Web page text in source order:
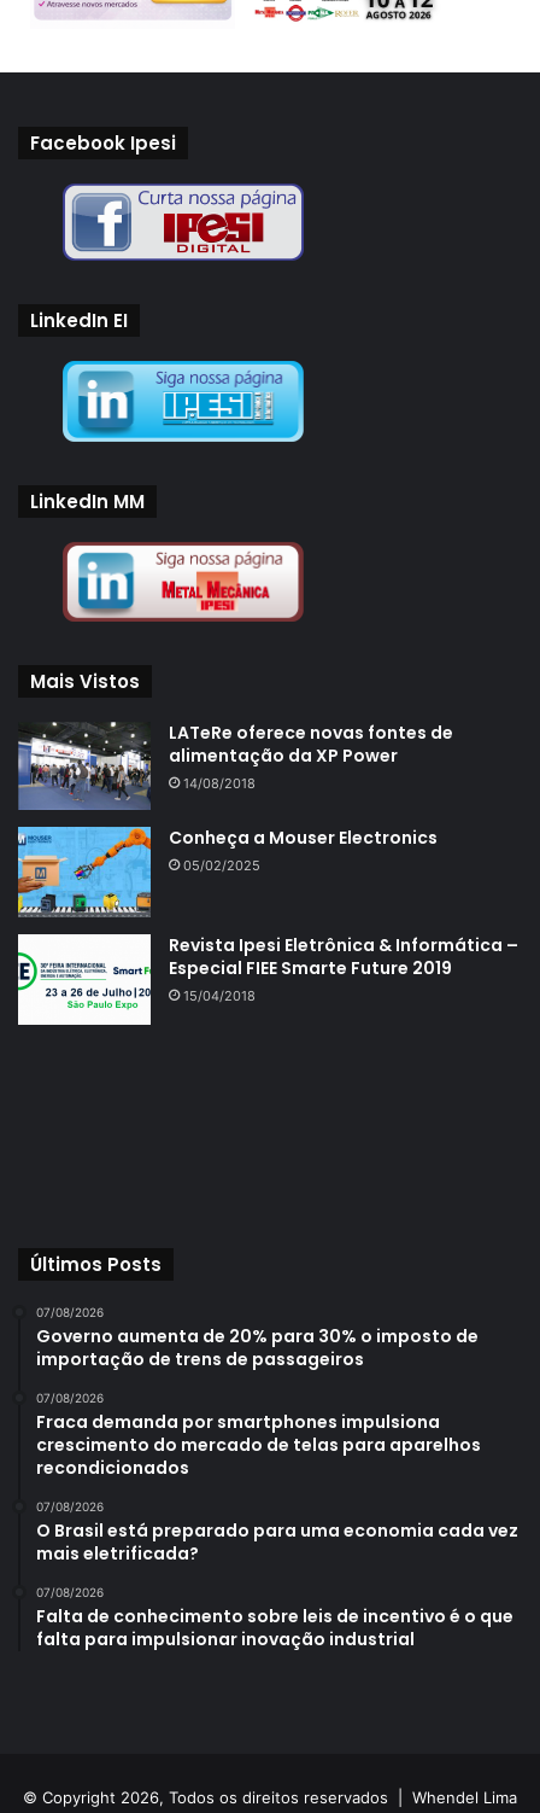
Facebook Ipesi
LinkedIn EI
LinkedIn MM
Mais Vistos
LATeRe oferece novas fontes de
alimentação da XP Power
14/08/2018
Conheça a Mouser Electronics
05/02/2025
Revista Ipesi Eletrônica & Informática –
Especial FIEE Smarte Future 2019
15/04/2018
Últimos Posts
07/08/2026
Governo aumenta de 20% para 30% o imposto de
importação de trens de passageiros
07/08/2026
Fraca demanda por smartphones impulsiona
crescimento do mercado de telas para aparelhos
recondicionados
07/08/2026
O Brasil está preparado para uma economia cada vez
mais eletrificada?
07/08/2026
Falta de conhecimento sobre leis de incentivo é o que
falta para impulsionar inovação industrial
© Copyright 2026, Todos os direitos reservados | Whendel Lima